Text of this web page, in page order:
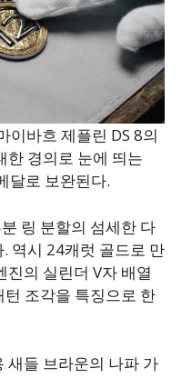
이바흐 제플린 DS 8의
한 경의로 눈에 띄는
달로 보완된다.
링 분할의 섬세한 다
역시 24캐럿 골드로 만
진의 실린더 V자 배열
조각을 특징으로 한
새들 브라운의 나파 가